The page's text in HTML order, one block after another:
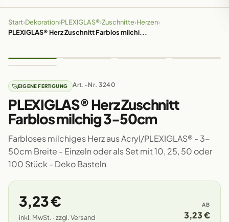
Start›Dekoration›PLEXIGLAS®›Zuschnitte›Herzen›
PLEXIGLAS® Herz Zuschnitt Farblos milchi...
EIGENE FERTIGUNG Art.-Nr. 3240
PLEXIGLAS® Herz Zuschnitt
Farblos milchig 3-50cm
Farbloses milchiges Herz aus Acryl/PLEXIGLAS® - 3-
50cm Breite - Einzeln oder als Set mit 10, 25, 50 oder
100 Stück - Deko Basteln
3,23 €
inkl. MwSt. · zzgl. Versand
AB
3,23 €